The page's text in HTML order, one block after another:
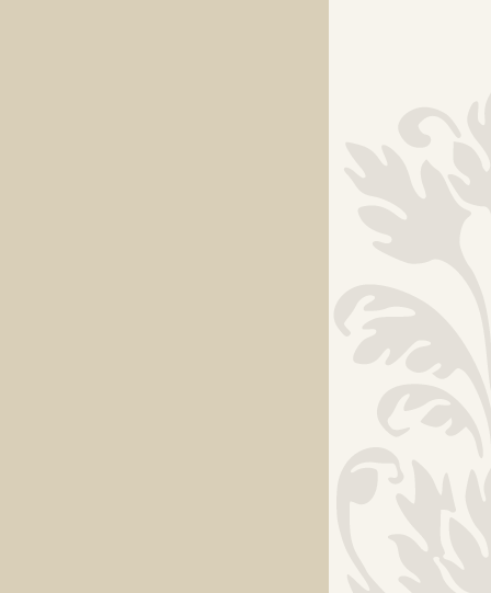
metrih
V odprtosti
najbližji. S
odraslimi, do
Pokažem na
Zaenkrat je
Še ne dolgo